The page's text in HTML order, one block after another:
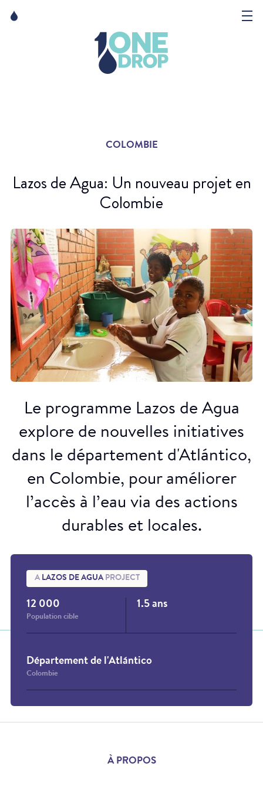
COLOMBIE
Lazos de Agua: Un nouveau projet en
Colombie
Le programme Lazos de Agua
explore de nouvelles initiatives
dans le département d'Atlántico,
en Colombie, pour améliorer
l’accès à l’eau via des actions
durables et locales.
ALAZOS DE AGUA PROJECT
12 000
Population cible
1.5 ans
Département de l'Atlántico
Colombie
À PROPOS